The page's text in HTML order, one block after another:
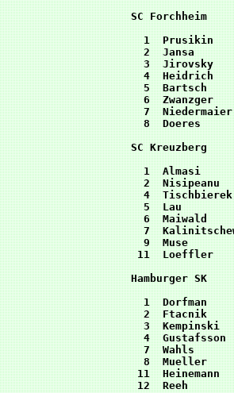
SC
1  Prusikin
2  Jansa
3  Jirovsky
4  Heidrich
5  Bartsch
6  Zwanzger
7
8  Doeres
SC
1  Almasi
2  Nisipeanu
4
5  Lau
6  Maiwald
7
9  Muse
11  Loeffler
Hamburger
1  Dorfman
2  Ftacnik
3  Kempinski
4  Gustafsson
7  Wahls
8  Mueller
11
12  Reeh